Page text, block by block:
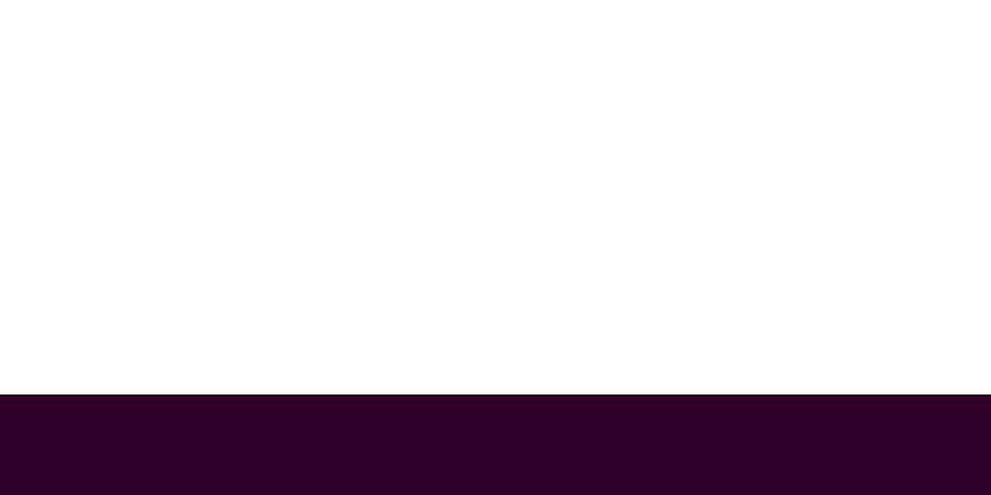
SI J’AI BESOIN DE MON TÉLÉPHONE
à tout moment en vous rendant dans
ou du foyer. QUE FAIRE SI JE SOUHAITE
SOCIAUX ? Nous pouvons vous aider.
et des vidéos en direct après chaque
Téléchargez le contenu
Instagram de Jack. POURQUOI FAITES-
pensons que cela permet à tout le monde de
a aucune exception. Toutes les informations
que le jour même, en personne à la